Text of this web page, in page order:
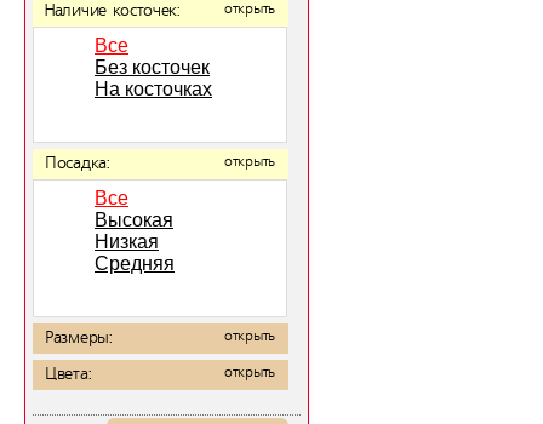
Наличие косточек: открыть
Все
Без косточек
На косточках
Посадка: открыть
Все
Высокая
Низкая
Средняя
Размеры: открыть
Цвета: открыть